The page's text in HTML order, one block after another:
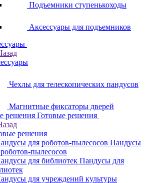
Подъемники ступенькоходы
Аксессуары для подъемников
Чехлы для телескопических пандусов
Магнитные фиксаторы дверей
Готовые решения
решения
Пандусы
пылесосов
Пандусы для